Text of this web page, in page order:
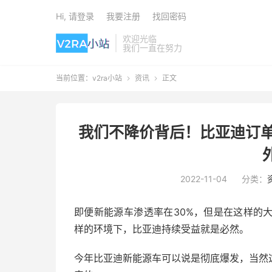
欢迎光临
我们一直在努力
Hi, 请登录 我要注册 找回密码
当前位置： v2ra小站  资讯  正文
我们不降价背后！比亚迪订
2022-11-04 分类：
即便新能源车渗透率在30%，但是在这样的
样的环境下，比亚迪持续受益就是必然。
今年比亚迪新能源车可以说是彻底爆发，当